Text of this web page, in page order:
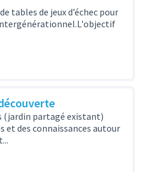
tables de jeux d’échec pour
(jardin partagé existant)
et des connaissances autour